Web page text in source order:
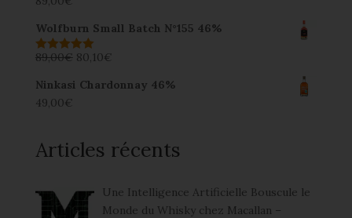
Wolfburn Small Batch N°155 46%
Note5.00
89,00€ 80,10€
Ninkasi Chardonnay 46%
49,00€
Articles récents
Une Intelligence Artificielle Bouscule le
Monde du Whisky chez Macallan –